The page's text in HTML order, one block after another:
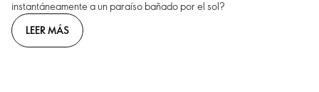
instantáneamente a un paraíso bañado por el sol?
LEER MÁS